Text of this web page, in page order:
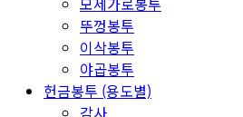
뚜껑봉투
이삭봉투
야곱봉투
헌금봉투 (용도별)
감사